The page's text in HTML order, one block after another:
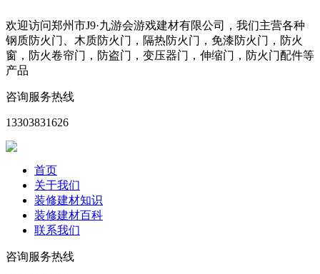
欢迎访问郑州市J9·九游会游戏建材有限公司，我们主营各种
钢质防火门、木质防火门，隔热防火门，免漆防火门，防火
窗，防火卷帘门，防盗门，变压器门，伸缩门，防火门配件等
产品
咨询服务热线
13303831626
首页
关于我们
装修建材知识
装修建材百科
联系我们
咨询服务热线